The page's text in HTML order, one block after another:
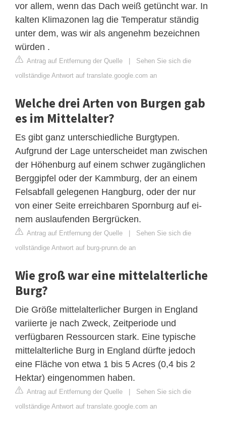
vor allem, wenn das Dach weiß getüncht war. In
kalten Klimazonen lag die Temperatur ständig
unter dem, was wir als angenehm bezeichnen
würden .
Antrag auf Entfernung der Quelle | Sehen Sie sich die
vollständige Antwort auf translate.google.com an
Welche drei Arten von Burgen gab
es im Mittelalter?
Es gibt ganz unterschiedliche Burgtypen.
Aufgrund der Lage unterscheidet man zwischen
der Höhenburg auf einem schwer zugänglichen
Berggipfel oder der Kammburg, der an einem
Felsabfall gelegenen Hangburg, oder der nur
von einer Seite erreichbaren Spornburg auf ei-
nem auslaufenden Bergrücken.
Antrag auf Entfernung der Quelle | Sehen Sie sich die
vollständige Antwort auf burg-prunn.de an
Wie groß war eine mittelalterliche
Burg?
Die Größe mittelalterlicher Burgen in England
variierte je nach Zweck, Zeitperiode und
verfügbaren Ressourcen stark. Eine typische
mittelalterliche Burg in England dürfte jedoch
eine Fläche von etwa 1 bis 5 Acres (0,4 bis 2
Hektar) eingenommen haben.
Antrag auf Entfernung der Quelle | Sehen Sie sich die
vollständige Antwort auf translate.google.com an